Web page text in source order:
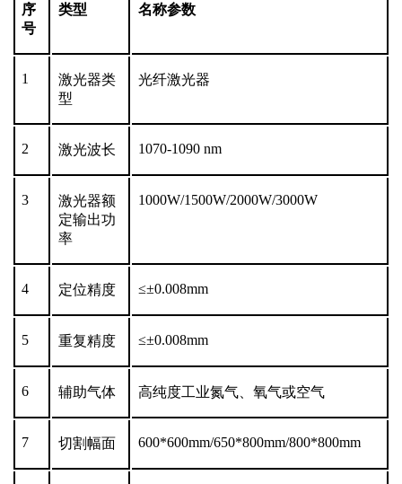
序
号
类型 名称参数
1
激光器类
型
光纤激光器
2 激光波长 1070-1090 nm
3
激光器额
定输出功
率
1000W/1500W/2000W/3000W
4 定位精度 ≤±0.008mm
5 重复精度 ≤±0.008mm
6 辅助气体 高纯度工业氮气、氧气或空气
7 切割幅面 600*600mm/650*800mm/800*800mm